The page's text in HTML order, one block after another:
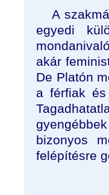
A
egyedi
akár
De Platón
a férfiak és
bizonyos
felépítésre